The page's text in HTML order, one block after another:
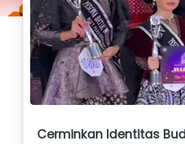
Cerminkan Identitas